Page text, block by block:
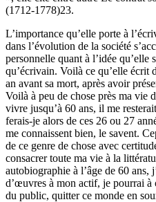
(1712-1778)23.
L’importance qu’elle porte à
dans l’évolution de la société
personnelle quant à l’idée qu’elle
qu’écrivain. Voilà ce qu’elle écrit
an avant sa mort, après avoir
Voilà à peu de chose près ma vie
vivre jusqu’à 60 ans, il me
ferais-je alors de ces 26 ou 27
me connaissent bien, le savent.
de ce genre de chose avec
consacrer toute ma vie à la
autobiographie à l’âge de 60 ans,
d’œuvres à mon actif, je pourrai à
du public, quitter ce monde en